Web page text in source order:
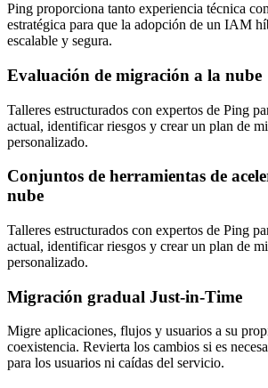
Ping proporciona tanto experiencia técnica
estratégica para que la adopción de un IAM
escalable y segura.
Evaluación de migración a la nube
Talleres estructurados con expertos de Ping
actual, identificar riesgos y crear un plan de
personalizado.
Conjuntos de herramientas de
nube
Talleres estructurados con expertos de Ping
actual, identificar riesgos y crear un plan de
personalizado.
Migración gradual Just-in-Time
Migre aplicaciones, flujos y usuarios a su
coexistencia. Revierta los cambios si es
para los usuarios ni caídas del servicio.